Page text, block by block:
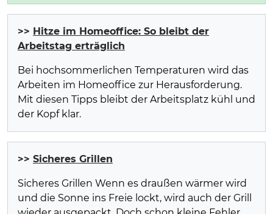
>> Hitze im Homeoffice: So bleibt der
Arbeitstag erträglich
Bei hochsommerlichen Temperaturen wird das
Arbeiten im Homeoffice zur Herausforderung.
Mit diesen Tipps bleibt der Arbeitsplatz kühl und
der Kopf klar.
>> Sicheres Grillen
Sicheres Grillen Wenn es draußen wärmer wird
und die Sonne ins Freie lockt, wird auch der Grill